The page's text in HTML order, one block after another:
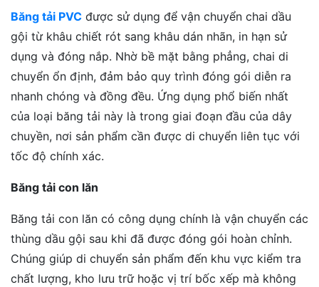
Băng tải PVC được sử dụng để vận chuyển chai dầu
gội từ khâu chiết rót sang khâu dán nhãn, in hạn sử
dụng và đóng nắp. Nhờ bề mặt bằng phẳng, chai di
chuyển ổn định, đảm bảo quy trình đóng gói diễn ra
nhanh chóng và đồng đều. Ứng dụng phổ biến nhất
của loại băng tải này là trong giai đoạn đầu của dây
chuyền, nơi sản phẩm cần được di chuyển liên tục với
tốc độ chính xác.
Băng tải con lăn
Băng tải con lăn có công dụng chính là vận chuyển các
thùng dầu gội sau khi đã được đóng gói hoàn chỉnh.
Chúng giúp di chuyển sản phẩm đến khu vực kiểm tra
chất lượng, kho lưu trữ hoặc vị trí bốc xếp mà không